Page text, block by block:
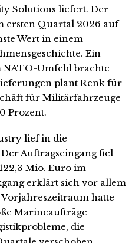
Solutions liefert. Der
ersten Quartal 2026 auf
Wert in einem
Ein
Umfeld brachte
plant Renk für
für Militärfahrzeuge
Prozent.
lief in die
Auftragseingang fiel
Mio. Euro im
erklärt sich vor allem
hatte
Marineaufträge
die